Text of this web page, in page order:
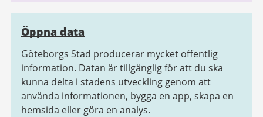
Öppna data
Göteborgs Stad producerar mycket offentlig
information. Datan är tillgänglig för att du ska
kunna delta i stadens utveckling genom att
använda informationen, bygga en app, skapa en
hemsida eller göra en analys.